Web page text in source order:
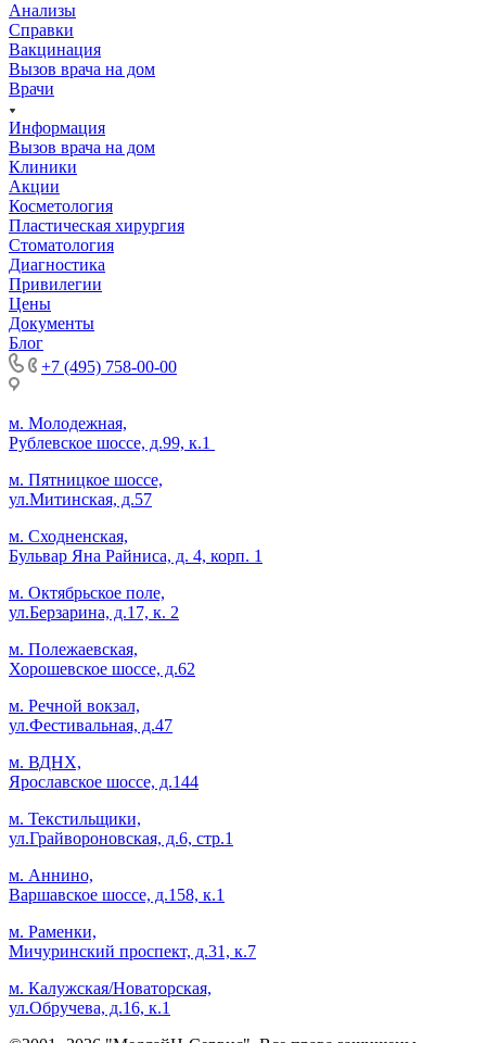
Анализы
Справки
Вакцинация
Вызов врача на дом
Врачи
Информация
Вызов врача на дом
Клиники
Акции
Косметология
Пластическая хирургия
Стоматология
Диагностика
Привилегии
Цены
Документы
Блог
+7 (495) 758-00-00
м. Молодежная,
Рублевское шоссе, д.99, к.1
м. Пятницкое шоссе,
ул.Митинская, д.57
м. Сходненская,
Бульвар Яна Райниса, д. 4, корп. 1
м. Октябрьское поле,
ул.Берзарина, д.17, к. 2
м. Полежаевская,
Хорошевское шоссе, д.62
м. Речной вокзал,
ул.Фестивальная, д.47
м. ВДНХ,
Ярославское шоссе, д.144
м. Текстильщики,
ул.Грайвороновская, д.6, стр.1
м. Аннино,
Варшавское шоссе, д.158, к.1
м. Раменки,
Мичуринский проспект, д.31, к.7
м. Калужская/Новаторская,
ул.Обручева, д.16, к.1